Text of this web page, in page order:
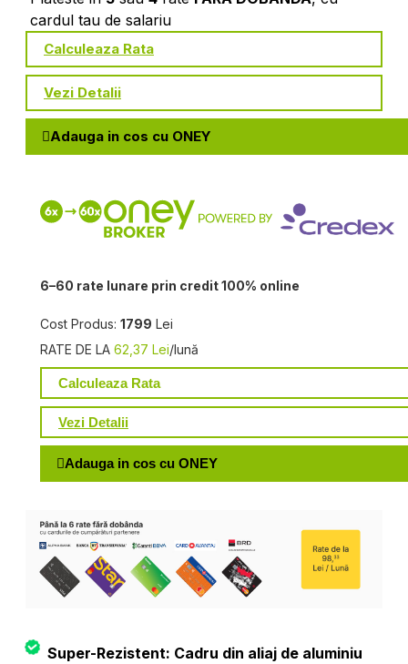
cardul tau de salariu
Calculeaza Rata
Vezi Detalii
Adauga in cos cu ONEY
6–60 rate lunare prin credit 100% online
Cost Produs: 1799 Lei
RATE DE LA 62,37 Lei/lună
Calculeaza Rata
Vezi Detalii
Adauga in cos cu ONEY
Super-Rezistent: Cadru din aliaj de aluminiu